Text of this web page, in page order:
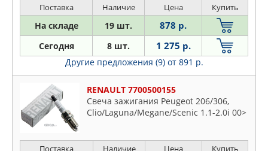
Поставка Наличие Цена Купить
На складе 19 шт. 878 р.
Сегодня 8 шт. 1 275 р.
Другие предложения (9) от 891 р.
RENAULT 7700500155
Свеча зажигания Peugeot 206/306,
Clio/Laguna/Megane/Scenic 1.1-2.0i 00>
Поставка Наличие Цена Купить